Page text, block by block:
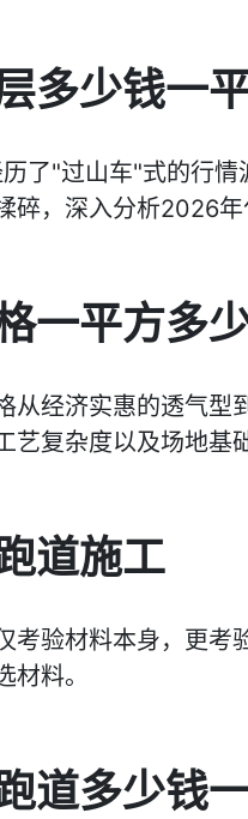
多少钱一
了"过山车"式的行
碎，深入分析2026
一平方多
从经济实惠的透气
艺复杂度以及场地基
道施工
考验材料本身，更
料。
道多少钱